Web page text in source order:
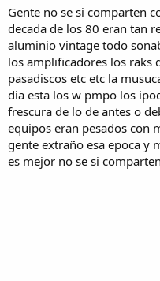
c
o
Gente no se si comparten
decada de los 80 eran tan
aluminio vintage todo
los amplificadores los raks
pasadiscos etc etc la
dia esta los w pmpo los
frescura de lo de antes o
equipos eran pesados con
gente extraño esa epoca y
es mejor no se si